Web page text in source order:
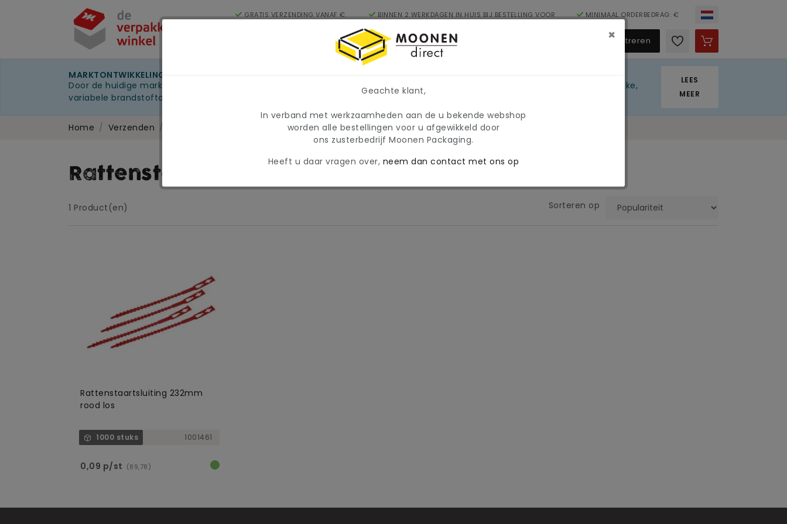
GRATIS VERZENDING VANAF €
BINNEN 2 WERKDAGEN IN HUIS BIJ BESTELLING VOOR
17U
MINIMAAL ORDERBEDRAG: €
NL
Inloggen / Registreren
MARKTONTWIKKELINGEN 2026
Door de huidige marktomstandigheden kunnen prijzen en beschikbaarheid tijdelijk wijzigen. Wij hanteren momenteel een tijdelijke,
variabele brandstoftoeslag
LEES
MEER
Home Verzenden Rattenstaartsluitingen en klikband
Rattenstaartsluitingen en klikband
1 Product(en) Sorteren op
Rattenstaartsluiting 232mm
rood los
1000 stuks 1001461
0,09 p/st (89,78)
×
Geachte klant,
In verband met werkzaamheden aan de u bekende webshop
worden alle bestellingen voor u afgewikkeld door
ons zusterbedrijf Moonen Packaging.
Heeft u daar vragen over, neem dan contact met ons op